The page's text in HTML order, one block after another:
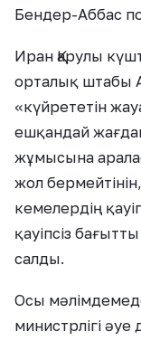
Бендер-Аббас
Иран Қарулы
орталық штабы
«күйрететін
ешқандай
жұмысына
жол
кемелердің
қауіпсіз
салды.
Осы
министрлігі